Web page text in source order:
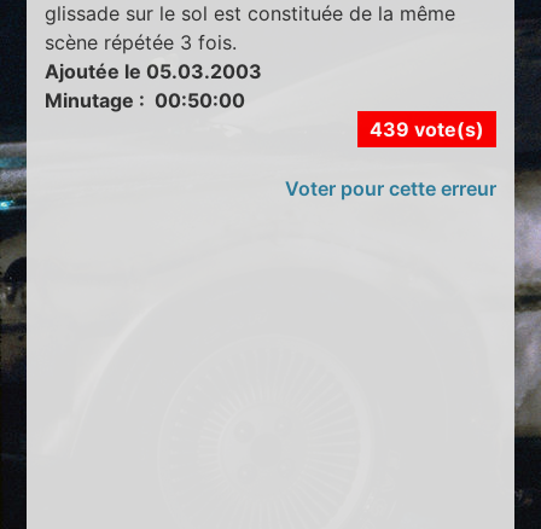
glissade sur le sol est constituée de la même
scène répétée 3 fois.
Ajoutée le 05.03.2003
Minutage : 00:50:00
439 vote(s)
Voter pour cette erreur